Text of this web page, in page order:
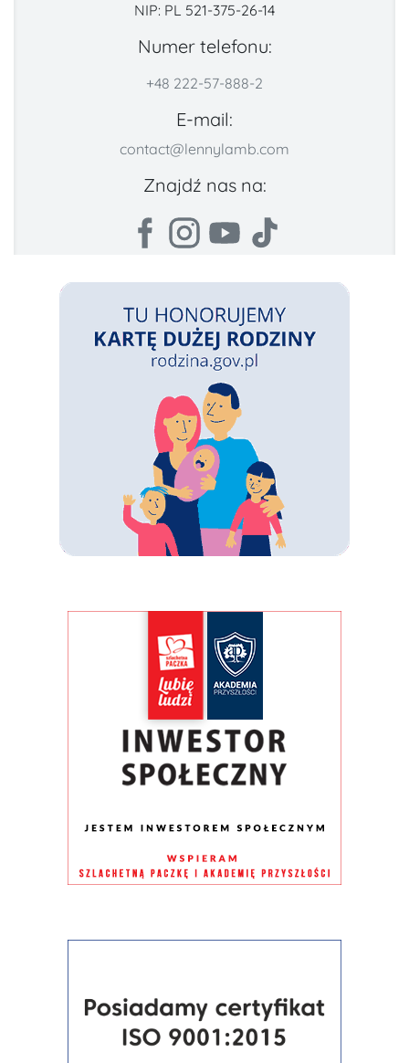
NIP: PL 521-375-26-14
Numer telefonu:
+48 222-57-888-2
E-mail:
contact@lennylamb.com
Znajdź nas na: